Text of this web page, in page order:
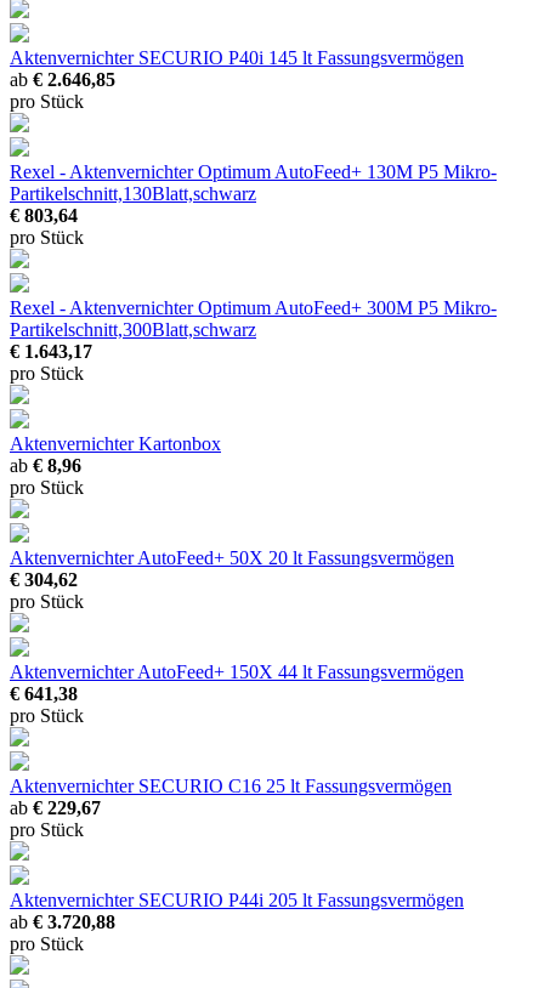
Aktenvernichter SECURIO P40i 145 lt Fassungsvermögen
ab € 2.646,85
pro Stück
Rexel - Aktenvernichter Optimum AutoFeed+ 130M P5 Mikro-
Partikelschnitt,130Blatt,schwarz
€ 803,64
pro Stück
Rexel - Aktenvernichter Optimum AutoFeed+ 300M P5 Mikro-
Partikelschnitt,300Blatt,schwarz
€ 1.643,17
pro Stück
Aktenvernichter Kartonbox
ab € 8,96
pro Stück
Aktenvernichter AutoFeed+ 50X 20 lt Fassungsvermögen
€ 304,62
pro Stück
Aktenvernichter AutoFeed+ 150X 44 lt Fassungsvermögen
€ 641,38
pro Stück
Aktenvernichter SECURIO C16 25 lt Fassungsvermögen
ab € 229,67
pro Stück
Aktenvernichter SECURIO P44i 205 lt Fassungsvermögen
ab € 3.720,88
pro Stück